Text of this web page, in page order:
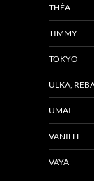
THÉA
TIMMY
TOKYO
ULKA,
UMAÏ
VANILLE
VAYA